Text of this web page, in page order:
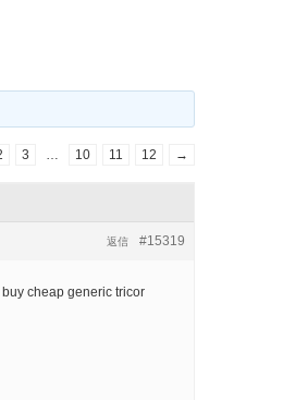
3 10 11 12 →
#15319
返信
buy cheap generic tricor